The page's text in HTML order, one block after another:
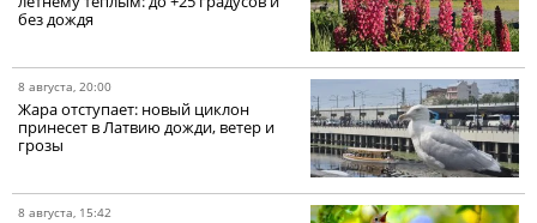
без дождя
8 августа, 20:00
Жара отступает: новый циклон
принесет в Латвию дожди, ветер и
грозы
8 августа, 15:42